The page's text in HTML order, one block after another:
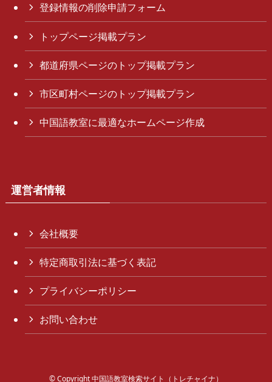
登録情報の削除申請フォーム
トップページ掲載プラン
都道府県ページのトップ掲載プラン
市区町村ページのトップ掲載プラン
中国語教室に最適なホームページ作成
運営者情報
会社概要
特定商取引法に基づく表記
プライバシーポリシー
お問い合わせ
©Copyright 中国語教室検索サイト（トレチャイナ）